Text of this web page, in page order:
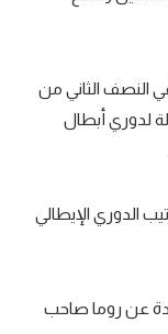
النصف الثاني من
لدوري أبطال
الدوري الإيطالي
وحيدة عن روما صاحب